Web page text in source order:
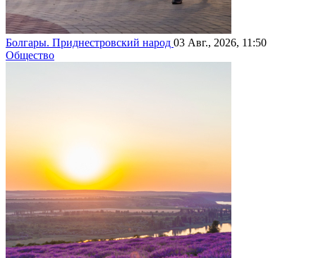
Болгары. Приднестровский народ 03 Авг., 2026, 11:50
Общество